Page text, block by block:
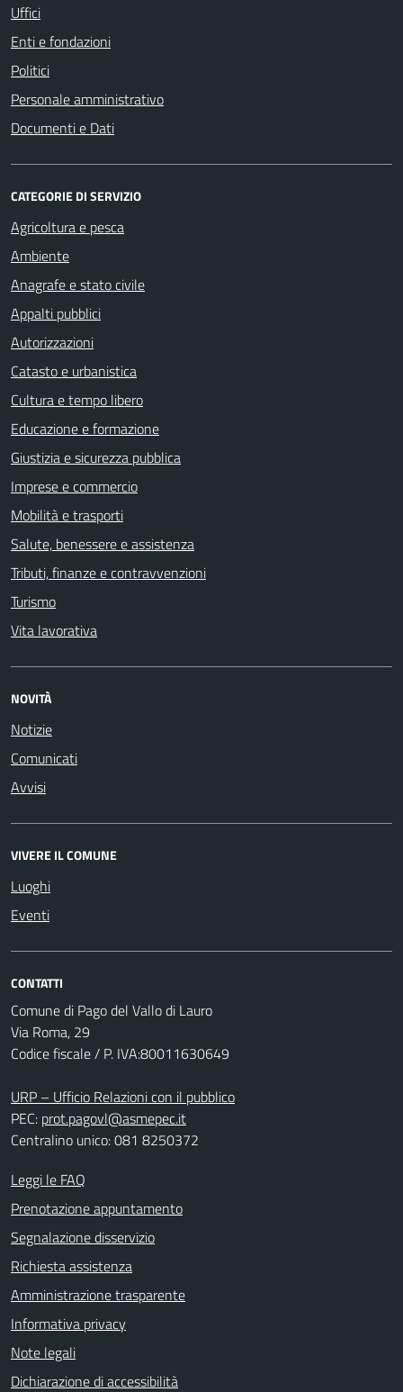
Uffici
Enti e fondazioni
Politici
Personale amministrativo
Documenti e Dati
CATEGORIE DI SERVIZIO
Agricoltura e pesca
Ambiente
Anagrafe e stato civile
Appalti pubblici
Autorizzazioni
Catasto e urbanistica
Cultura e tempo libero
Educazione e formazione
Giustizia e sicurezza pubblica
Imprese e commercio
Mobilità e trasporti
Salute, benessere e assistenza
Tributi, finanze e contravvenzioni
Turismo
Vita lavorativa
NOVITÀ
Notizie
Comunicati
Avvisi
VIVERE IL COMUNE
Luoghi
Eventi
CONTATTI
Comune di Pago del Vallo di Lauro
Via Roma, 29
Codice fiscale / P. IVA:80011630649
URP – Ufficio Relazioni con il pubblico
PEC: prot.pagovl@asmepec.it
Centralino unico: 081 8250372
Leggi le FAQ
Prenotazione appuntamento
Segnalazione disservizio
Richiesta assistenza
Amministrazione trasparente
Informativa privacy
Note legali
Dichiarazione di accessibilità